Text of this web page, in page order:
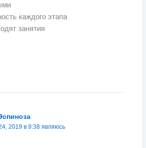
каждого этапа
занятия
2019 в 9:38 являюсь